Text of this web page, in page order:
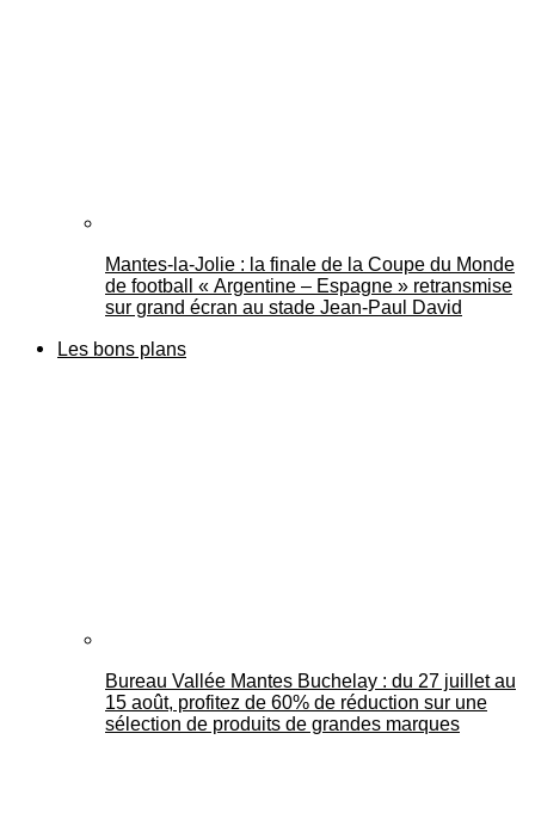
Mantes-la-Jolie : la finale de la Coupe du Monde
de football « Argentine – Espagne » retransmise
sur grand écran au stade Jean-Paul David
Les bons plans
Bureau Vallée Mantes Buchelay : du 27 juillet au
15 août, profitez de 60% de réduction sur une
sélection de produits de grandes marques